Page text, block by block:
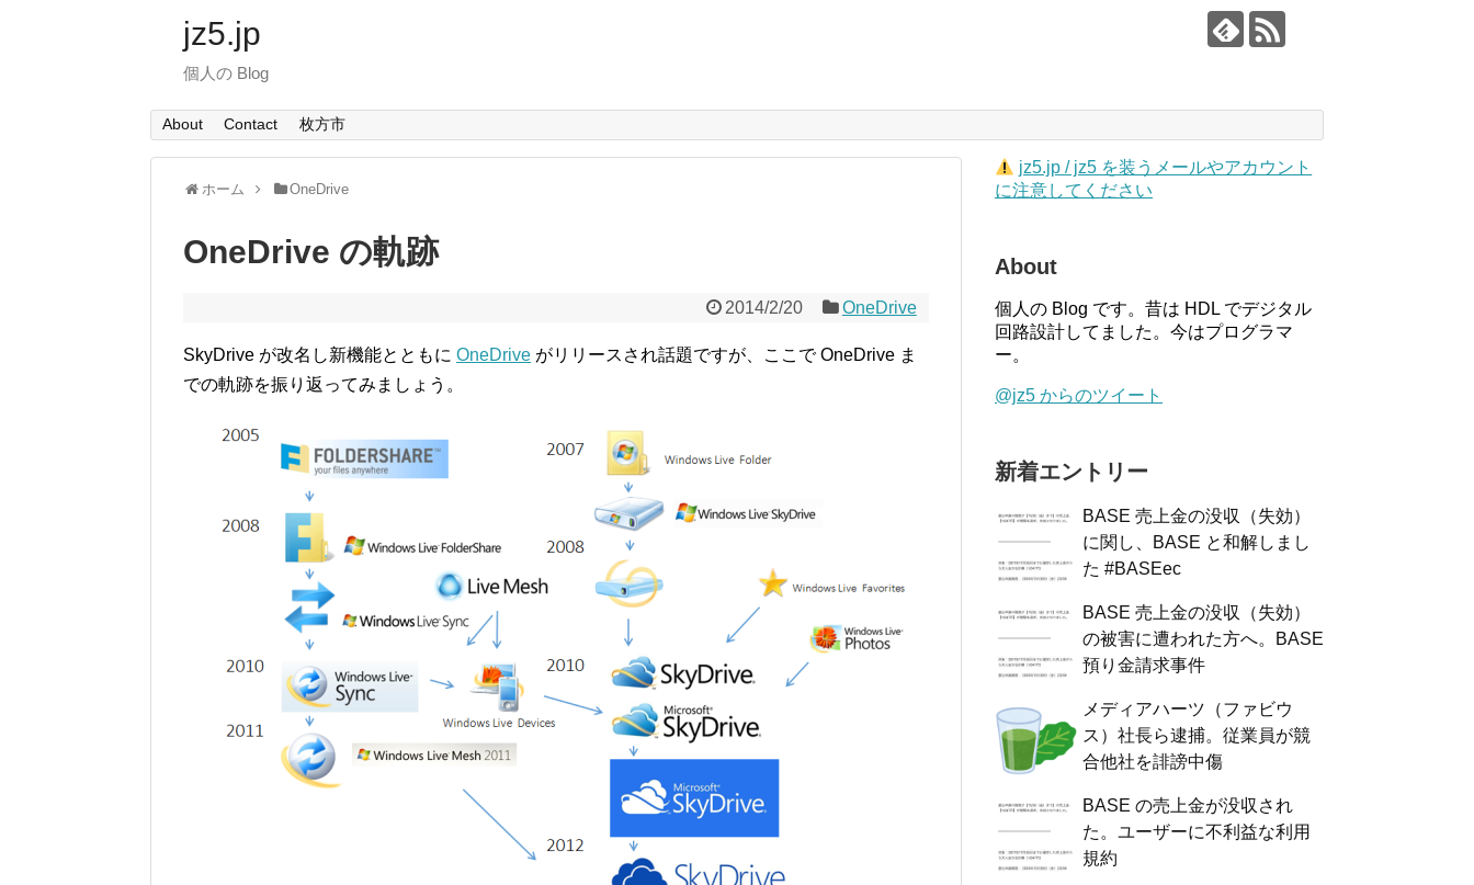
jz5.jp
個人の Blog
About Contact 枚方市
ホーム OneDrive
OneDrive の軌跡
2014/2/20 OneDrive
SkyDrive が改名し新機能とともに OneDrive がリリースされ話題ですが、ここで OneDrive ま
での軌跡を振り返ってみましょう。
jz5.jp / jz5 を装うメールやアカウント
に注意してください
About
個人の Blog です。昔は HDL でデジタル
回路設計してました。今はプログラマ
ー。
@jz5 からのツイート
新着エントリー
BASE 売上金の没収（失効）
に関し、BASE と和解しまし
た #BASEec
BASE 売上金の没収（失効）
の被害に遭われた方へ。BASE
預り金請求事件
メディアハーツ（ファビウ
ス）社長ら逮捕。従業員が競
合他社を誹謗中傷
BASE の売上金が没収され
た。ユーザーに不利益な利用
規約